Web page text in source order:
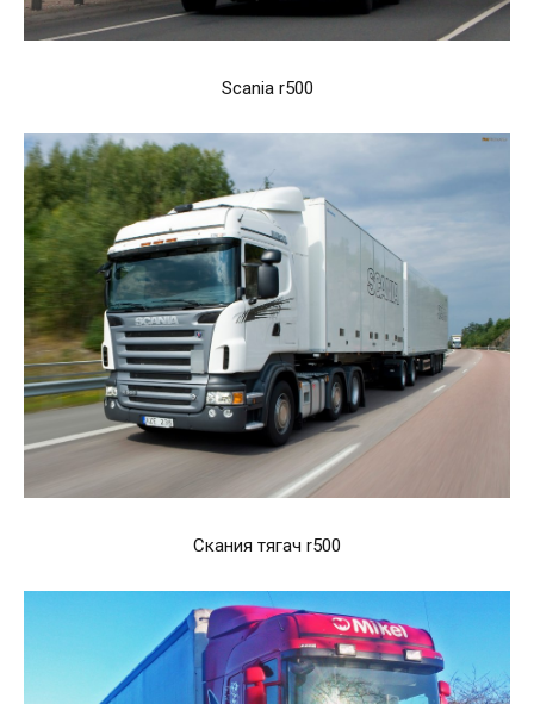
Scania r500
Скания тягач r500